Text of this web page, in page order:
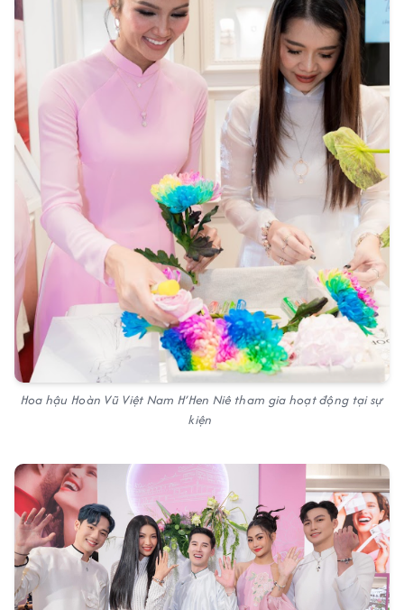
Hoa hậu Hoàn Vũ Việt Nam H’Hen Niê tham gia hoạt động tại sự
kiện